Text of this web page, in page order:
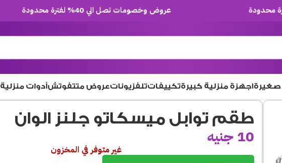
عروض وخصومات تصل الي 40% لفترة محدودة
صغيرةاجهزة منزلية كبيرةتكييفاتتلفزيوناتعروض متتفوتشأدوات منزلية
طقم توابل ميسكاتو جلنز الوان
10جنيه
غير متوفر في المخزون